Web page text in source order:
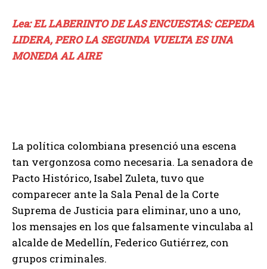
Lea: EL LABERINTO DE LAS ENCUESTAS: CEPEDA
LIDERA, PERO LA SEGUNDA VUELTA ES UNA
MONEDA AL AIRE
La política colombiana presenció una escena
tan vergonzosa como necesaria. La senadora de
Pacto Histórico, Isabel Zuleta, tuvo que
comparecer ante la Sala Penal de la Corte
Suprema de Justicia para eliminar, uno a uno,
los mensajes en los que falsamente vinculaba al
alcalde de Medellín, Federico Gutiérrez, con
grupos criminales.